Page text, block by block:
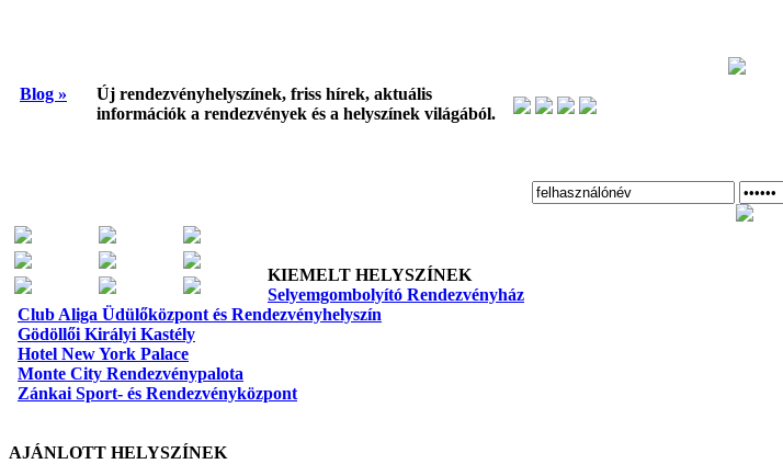
Blog »
Új rendezvényhelyszínek, friss hírek, aktuális
információk a rendezvények és a helyszínek világából.
KIEMELT HELYSZÍNEK
Selyemgombolyító Rendezvényház
Club Aliga Üdülőközpont és Rendezvényhelyszín
Gödöllői Királyi Kastély
Hotel New York Palace
Monte City Rendezvénypalota
Zánkai Sport- és Rendezvényközpont
AJÁNLOTT HELYSZÍNEK